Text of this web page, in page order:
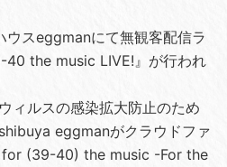
ウスeggmanにて無観客配信ラ
the music LIVE!』が行われ
ィルスの感染拡大防止のため
eggmanがクラウドファ
for (39-40) the music -For the